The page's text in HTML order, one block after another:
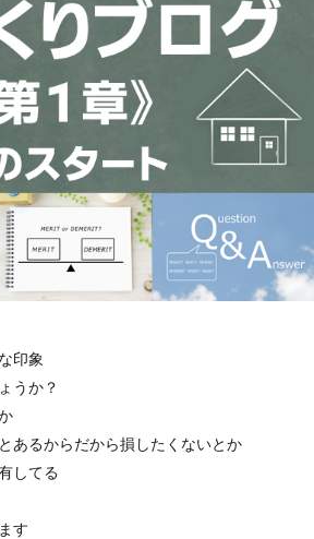
印象
うか？
か
あるからだから損したくないとか
してる
す